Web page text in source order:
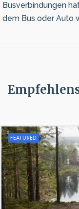
Busverbindungen
dem Bus oder Auto
FEATURED